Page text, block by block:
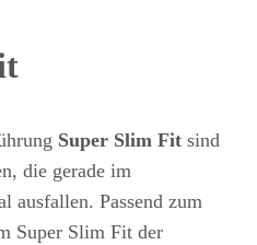
Super Slim Fitsind
die gerade im
ausfallen. Passend zum
Super Slim Fit der